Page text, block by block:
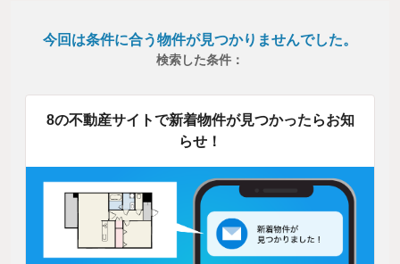
今回は条件に合う物件が見つかりませんでした。
検索した条件：
8の不動産サイトで新着物件が見つかったらお知
らせ！